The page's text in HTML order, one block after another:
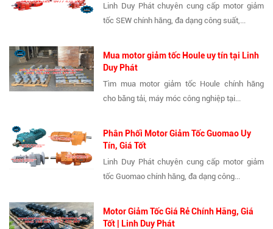
Linh Duy Phát chuyên cung cấp motor giảm
tốc SEW chính hãng, đa dạng công suất,...
Mua motor giảm tốc Houle uy tín tại Linh
Duy Phát
Tìm mua motor giảm tốc Houle chính hãng
cho băng tải, máy móc công nghiệp tại...
Phân Phối Motor Giảm Tốc Guomao Uy
Tín, Giá Tốt
Linh Duy Phát chuyên cung cấp motor giảm
tốc Guomao chính hãng, đa dạng công...
Motor Giảm Tốc Giá Rẻ Chính Hãng, Giá
Tốt | Linh Duy Phát